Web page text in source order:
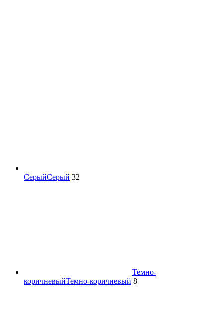
СерыйСерый 32
Темно-
коричневыйТемно-коричневый 8